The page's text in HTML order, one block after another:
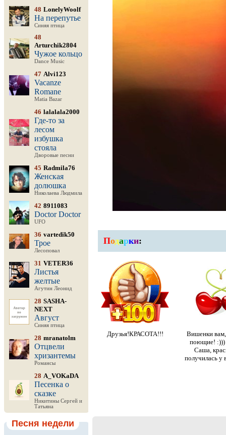
48 LonelyWoolf
На перепутье
Синяя птица
48
Arturchik2804
Чужое кольцо
Dance Music
47 Alvi123
Vacanze
Romane
Matia Bazar
46 lalalala2000
Где-то за
лесом
избушка
стояла
Дворовые песни
45 Radmila76
Женская
долюшка
Николаева Людмила
42 8911083
Doctor Doctor
UFO
36 vartedik50
Трое
Лесоповал
31 VETER36
Листья
желтые
Агутин Леонид
28 SASHA-
NEXT
Август
Синяя птица
28 mranatolm
Отцвели
хризантемы
Романсы
28 A_VOKaDA
Песенка о
сказке
Никитины Сергей и
Татьяна
Песня недели
Подарки:
Друзья!КРАСОТА!!!
Вишенки
поющие!
Саша,
получилась у